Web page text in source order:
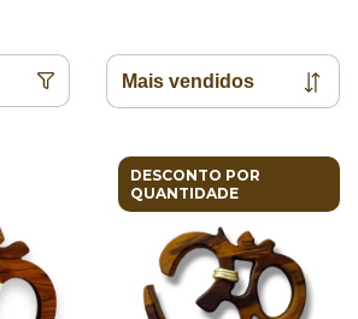
DESCONTO POR
QUANTIDADE